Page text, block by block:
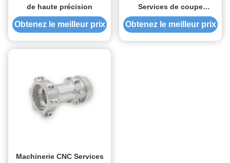
de haute précision
Obtenez le meilleur prix
Services de coupe
personnalisés
Obtenez le meilleur prix
Machinerie CNC Services